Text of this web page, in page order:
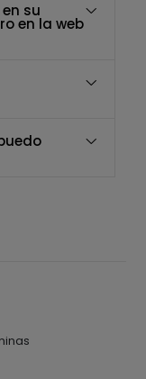
su
en la web